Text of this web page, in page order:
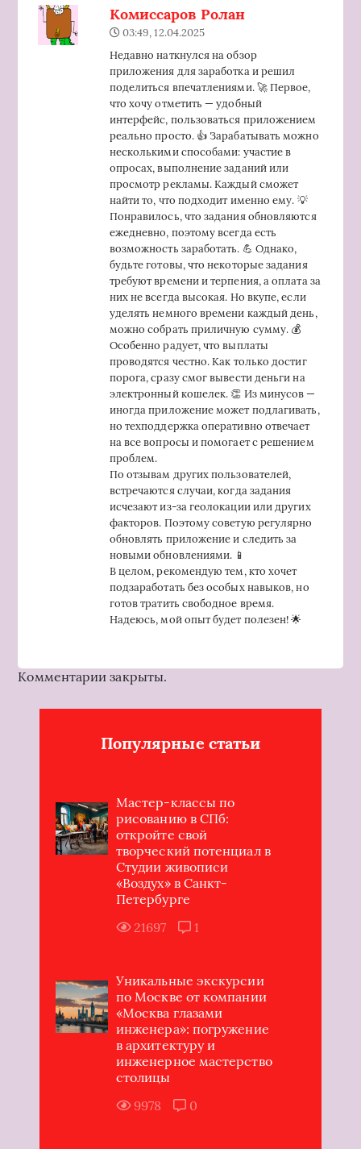
Комиссаров Ролан
03:49, 12.04.2025
Недавно наткнулся на обзор
приложения для заработка и решил
поделиться впечатлениями. 🚀 Первое,
что хочу отметить — удобный
интерфейс, пользоваться приложением
реально просто. 👍 Зарабатывать можно
несколькими способами: участие в
опросах, выполнение заданий или
просмотр рекламы. Каждый сможет
найти то, что подходит именно ему. 💡
Понравилось, что задания обновляются
ежедневно, поэтому всегда есть
возможность заработать. 💪 Однако,
будьте готовы, что некоторые задания
требуют времени и терпения, а оплата за
них не всегда высокая. Но вкупе, если
уделять немного времени каждый день,
можно собрать приличную сумму. 💰
Особенно радует, что выплаты
проводятся честно. Как только достиг
порога, сразу смог вывести деньги на
электронный кошелек. 👏 Из минусов —
иногда приложение может подлагивать,
но техподдержка оперативно отвечает
на все вопросы и помогает с решением
проблем.
По отзывам других пользователей,
встречаются случаи, когда задания
исчезают из-за геолокации или других
факторов. Поэтому советую регулярно
обновлять приложение и следить за
новыми обновлениями. 📱
В целом, рекомендую тем, кто хочет
подзаработать без особых навыков, но
готов тратить свободное время.
Надеюсь, мой опыт будет полезен! 🌟
Комментарии закрыты.
Популярные статьи
Мастер-классы по
рисованию в СПб:
откройте свой
творческий потенциал в
Студии живописи
«Воздух» в Санкт-
Петербурге
21697
1
Уникальные экскурсии
по Москве от компании
«Москва глазами
инженера»: погружение
в архитектуру и
инженерное мастерство
столицы
9978
0